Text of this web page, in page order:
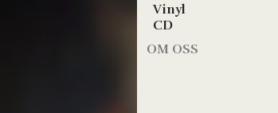
Vinyl
CD
OM OSS